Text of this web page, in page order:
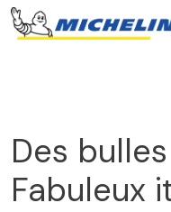
Des
Fabuleux